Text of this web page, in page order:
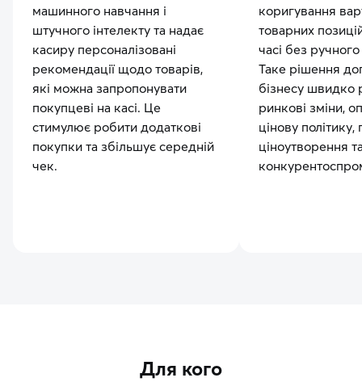
машинного навчання і
штучного інтелекту та надає
касиру персоналізовані
рекомендації щодо товарів,
які можна запропонувати
покупцеві на касі. Це
стимулює робити додаткові
покупки та збільшує середній
чек.
коригування
товарних
часі без
Таке рішення
бізнесу швидко
ринкові зміни,
цінову
ціноутворення
Для кого